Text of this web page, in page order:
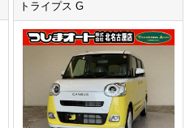
トライプス G